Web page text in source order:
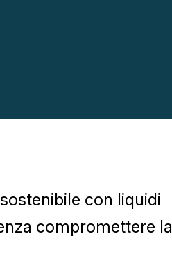
con liquidi
compromettere la